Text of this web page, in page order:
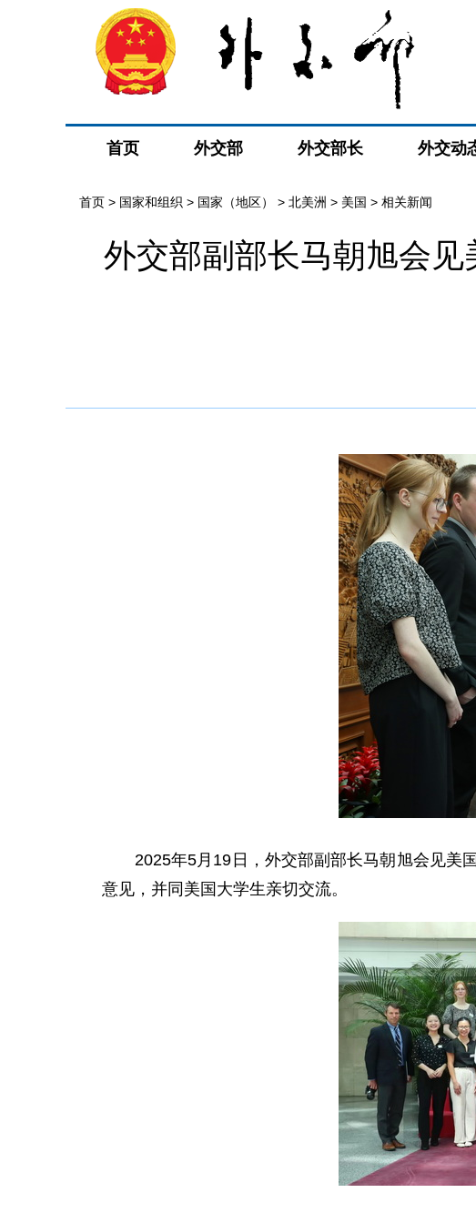
首页 外交部 外交部长 外交动
首页 > 国家和组织 > 国家（地区） > 北美洲 > 美国 > 相关新闻
外交部副部长马朝旭会
2025年5月19日，外交部副部长马朝旭会见美
意见，并同美国大学生亲切交流。